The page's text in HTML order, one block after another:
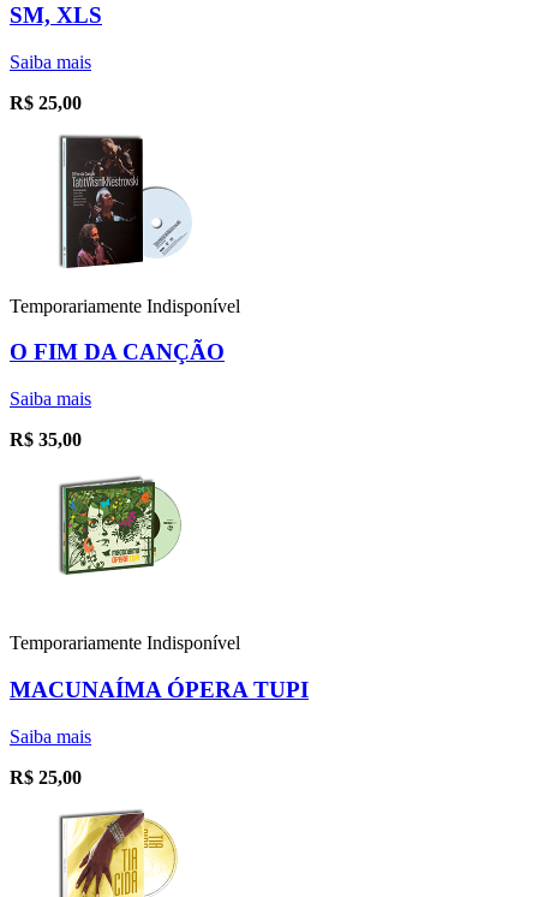
SM, XLS
Saiba mais
R$ 25,00
Temporariamente Indisponível
O FIM DA CANÇÃO
Saiba mais
R$ 35,00
Temporariamente Indisponível
MACUNAÍMA ÓPERA TUPI
Saiba mais
R$ 25,00